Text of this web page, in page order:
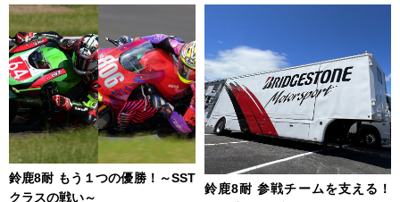
鈴鹿8耐 もう１つの優勝！～SST
クラスの戦い～
鈴鹿8耐 参戦チームを支える！